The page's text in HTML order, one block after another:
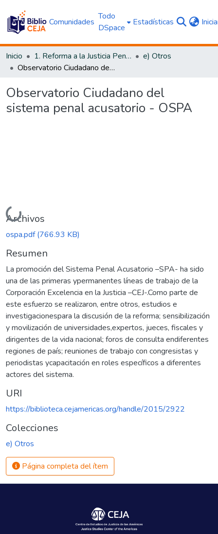
Comunidades
Todo
DSpace
Estadísticas
Inicio 1. Reforma a la Justicia Penal
e) Otros
Observatorio Ciudadano del sistema penal acusatorio - OSPA
Observatorio Ciudadano del
sistema penal acusatorio - OSPA
Cargando...
Archivos
ospa.pdf(766.93 KB)
Resumen
La promoción del Sistema Penal Acusatorio –SPA- ha sido
una de las primeras ypermanentes líneas de trabajo de la
Corporación Excelencia en la Justicia –CEJ-.Como parte de
este esfuerzo se realizaron, entre otros, estudios e
investigacionespara la discusión de la reforma; sensibilización
y movilización de universidades,expertos, jueces, fiscales y
dirigentes de la vida nacional; foros de consulta endiferentes
regiones de país; reuniones de trabajo con congresistas y
periodistas ycapacitación en roles específicos a diferentes
actores del sistema.
URI
https://biblioteca.cejamericas.org/handle/2015/2922
Colecciones
e) Otros
Página completa del ítem